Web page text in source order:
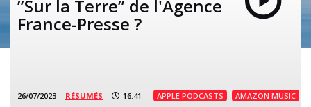
”Sur la Terre” de l'Agence
France-Presse ?
26/07/2023 RÉSUMÉS 16:41 APPLE PODCASTS
AMAZON MUSIC